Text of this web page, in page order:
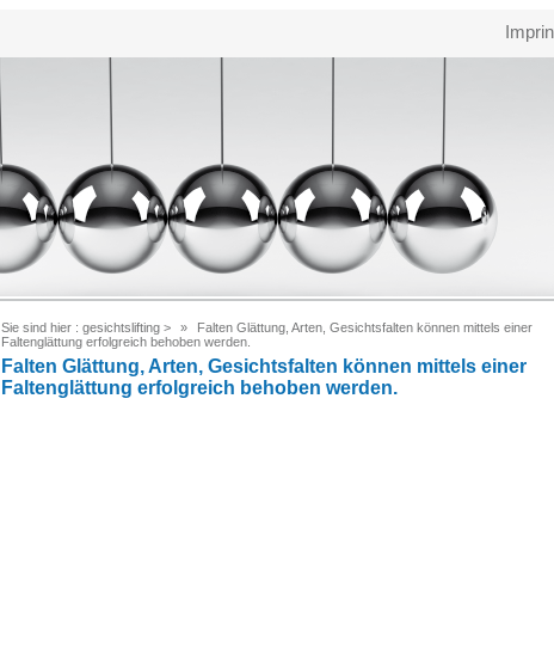
Sie sind hier : gesichtslifting >
Falten Glättung, Arten, Gesichtsfalten können mittels einer
Faltenglättung erfolgreich behoben werden.
Falten Glättung, Arten, Gesichtsfalten können mittels einer
Faltenglättung erfolgreich behoben werden.